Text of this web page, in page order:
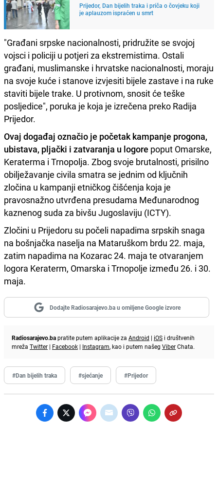
Prijedor, Dan bijelih traka i priča o čovjeku koji
je aplauzom ispraćen u smrt
"Građani srpske nacionalnosti, pridružite se svojoj
vojsci i policiji u potjeri za ekstremistima. Ostali
građani, muslimanske i hrvatske nacionalnosti, moraju
na svoje kuće i stanove izvjesiti bijele zastave i na ruke
staviti bijele trake. U protivnom, snosit će teške
posljedice", poruka je koja je izrečena preko Radija
Prijedor.
Ovaj događaj označio je početak kampanje progona,
ubistava, pljački i zatvaranja u logore poput Omarske,
Keraterma i Trnopolja. Zbog svoje brutalnosti, prisilno
obilježavanje civila smatra se jednim od ključnih
zločina u kampanji etničkog čišćenja koja je
pravosnažno utvrđena presudama Međunarodnog
kaznenog suda za bivšu Jugoslaviju (ICTY).
Zločini u Prijedoru su počeli napadima srpskih snaga
na bošnjačka naselja na Mataruškom brdu 22. maja,
zatim napadima na Kozarac 24. maja te otvaranjem
logora Keraterm, Omarska i Trnopolje između 26. i 30.
maja.
Dodajte Radiosarajevo.ba u omiljene Google izvore
Radiosarajevo.bapratite putem aplikacije za Android | iOS i društvenih
mreža Twitter | Facebook | Instagram, kao i putem našeg ViberChata.
#Dan bijelih traka #sjećanje #Prijedor